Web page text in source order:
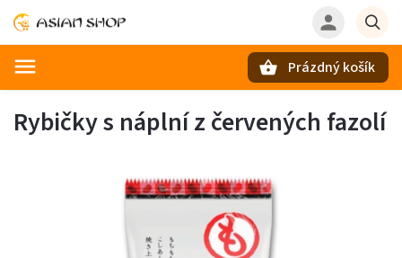
Prázdný košík
Rybičky s náplní z červených fazolí